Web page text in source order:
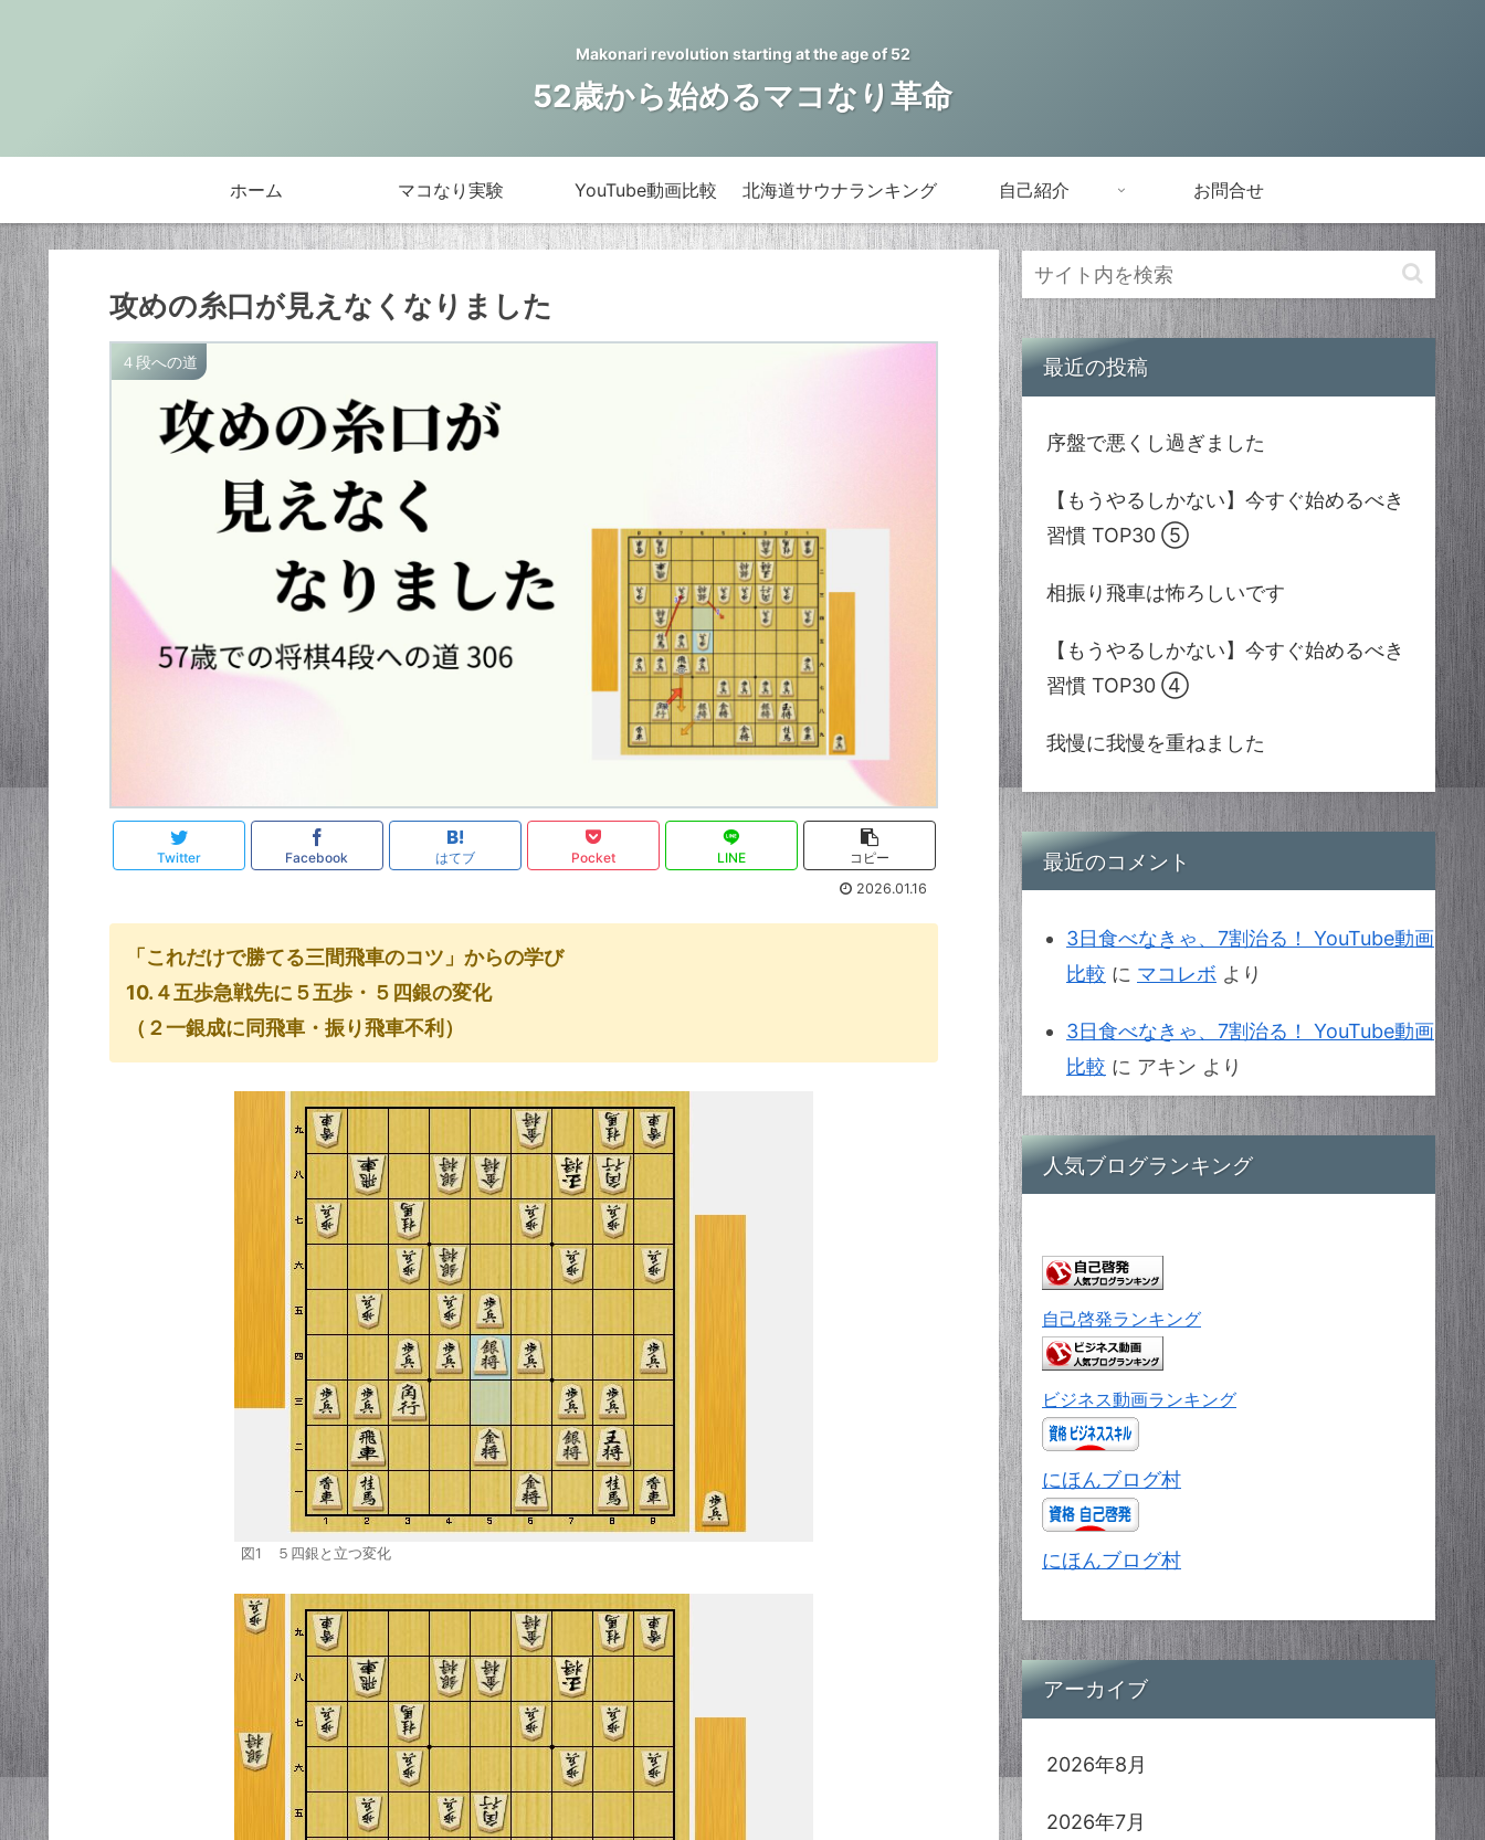
Makonari revolution starting at the age of 52
52歳から始めるマコなり革命
ホーム マコなり実験 YouTube動画比較 北海道サウナランキング 自己紹介 お問合せ
攻めの糸口が見えなくなりました
４段への道
Twitter Facebook はてブ Pocket LINE
コピー
2026.01.16
「これだけで勝てる三間飛車のコツ」からの学び
10.４五歩急戦先に５五歩・５四銀の変化
（２一銀成に同飛車・振り飛車不利）
図1 ５四銀と立つ変化
最近の投稿
序盤で悪くし過ぎました
【もうやるしかない】今すぐ始めるべき
習慣 TOP30 ⑤
相振り飛車は怖ろしいです
【もうやるしかない】今すぐ始めるべき
習慣 TOP30 ④
我慢に我慢を重ねました
最近のコメント
3日食べなきゃ、7割治る！ YouTube動画
比較 に マコレボ より
3日食べなきゃ、7割治る！ YouTube動画
比較 に アキン より
人気ブログランキング
自己啓発ランキング
ビジネス動画ランキング
にほんブログ村
にほんブログ村
アーカイブ
2026年8月
2026年7月